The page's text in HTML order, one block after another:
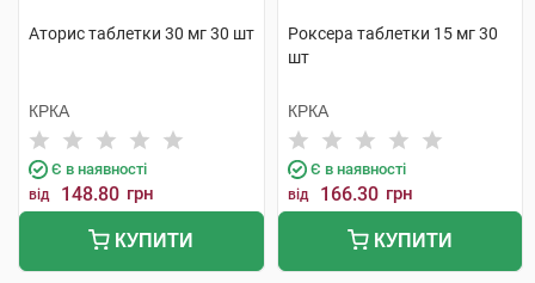
Аторис таблетки 30 мг 30 шт
КРКА
Є в наявності
від 148.80 грн
КУПИТИ
Роксера таблетки 15 мг 30
шт
КРКА
Є в наявності
від 166.30 грн
КУПИТИ